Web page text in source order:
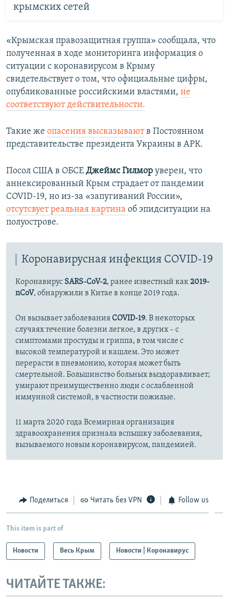
крымских сетей
«Крымская правозащитная группа» сообщала, что
полученная в ходе мониторинга информация о
ситуации с коронавирусом в Крыму
свидетельствует о том, что официальные цифры,
опубликованные российскими властями, не
соответствуют действительности.
Такие же опасения высказываютв Постоянном
представительстве президента Украины в АРК.
Посол США в ОБСЕ Джеймс Гилмор уверен, что
аннексированный Крым страдает от пандемии
COVID-19, но из-за «запугиваний России»,
отсутсвует реальная картина об эпидситуации на
полуострове.
Коронавирусная инфекция COVID-19
Коронавирус SARS-CoV-2, ранее известный как2019-
nCoV, обнаружили в Китае в конце 2019 года.
Он вызывает заболеванияCOVID-19. В некоторых
случаях течение болезни легкое, в других – с
симптомами простуды и гриппа, в том числе с
высокой температурой и кашлем. Это может
перерасти в пневмонию, которая может быть
смертельной. Большинство больных выздоравливает;
умирают преимущественно люди с ослабленной
иммунной системой, в частности пожилые.
11 марта 2020 года Всемирная организация
здравоохранения признала вспышку заболевания,
вызываемого новым коронавирусом, пандемией.
Поделиться Читать без VPN Follow us
This item is part of
Новости Весь Крым Новости | Коронавирус
ЧИТАЙТЕ ТАКЖЕ: